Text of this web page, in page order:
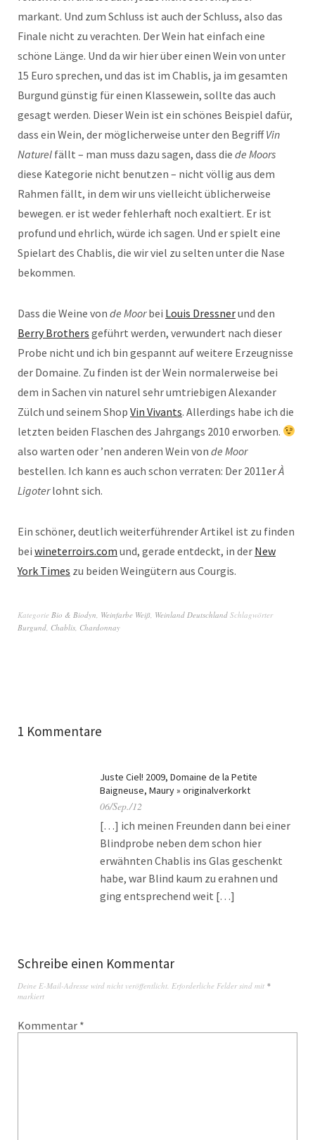
markant. Und zum Schluss ist auch der Schluss, also das
Finale nicht zu verachten. Der Wein hat einfach eine
schöne Länge. Und da wir hier über einen Wein von unter
15 Euro sprechen, und das ist im Chablis, ja im gesamten
Burgund günstig für einen Klassewein, sollte das auch
gesagt werden. Dieser Wein ist ein schönes Beispiel dafür,
dass ein Wein, der möglicherweise unter den BegriffVin
Naturel fällt – man muss dazu sagen, dass die de Moors
diese Kategorie nicht benutzen – nicht völlig aus dem
Rahmen fällt, in dem wir uns vielleicht üblicherweise
bewegen. er ist weder fehlerhaft noch exaltiert. Er ist
profund und ehrlich, würde ich sagen. Und er spielt eine
Spielart des Chablis, die wir viel zu selten unter die Nase
bekommen.
Dass die Weine von de Moorbei Louis Dressnerund den
Berry Brothers geführt werden, verwundert nach dieser
Probe nicht und ich bin gespannt auf weitere Erzeugnisse
der Domaine. Zu finden ist der Wein normalerweise bei
dem in Sachen vin naturel sehr umtriebigen Alexander
Zülch und seinem Shop Vin Vivants. Allerdings habe ich die
letzten beiden Flaschen des Jahrgangs 2010 erworben.
also warten oder ’nen anderen Wein von de Moor
bestellen. Ich kann es auch schon verraten: Der 2011erÀ
Ligoterlohnt sich.
Ein schöner, deutlich weiterführender Artikel ist zu finden
bei wineterroirs.com und, gerade entdeckt, in der New
York Times zu beiden Weingütern aus Courgis.
Kategorie Bio & Biodyn Weinfarbe Weiß Weinland Deutschland Schlagwörter
Burgund Chablis Chardonnay
1 Kommentare
Juste Ciel! 2009, Domaine de la Petite
Baigneuse, Maury » originalverkorkt
06/Sep./12
[…] ich meinen Freunden dann bei einer
Blindprobe neben dem schon hier
erwähnten Chablis ins Glas geschenkt
habe, war Blind kaum zu erahnen und
ging entsprechend weit […]
Schreibe einen Kommentar
Deine E-Mail-Adresse wird nicht veröffentlicht. Erforderliche Felder sind mit *
markiert
Kommentar *